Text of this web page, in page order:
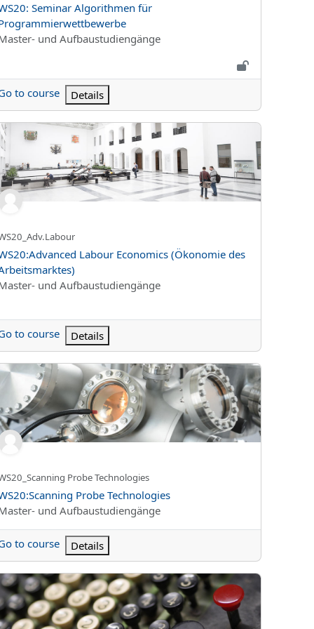
AdıSeminar Algorithmen für
kategorisi
und Aufbaustudiengänge
to course Details
Bereich Wirtschaftswissenschaft)
Labour Economics (Ökonomie des Arbeitsmarktes)
kısa adı
Adı
Labour Economics (Ökonomie des
kategorisi
und Aufbaustudiengänge
to course Details
Probe Technologies
kısa adıProbe Technologies
Adı
Probe Technologies
kategorisi
und Aufbaustudiengänge
to course Details
2